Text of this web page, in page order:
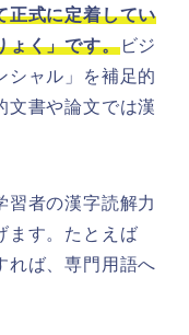
正式に定着してい
ょく」です。ビジ
シャル」を補足的
文書や論文では漢
習者の漢字読解力
ます。たとえば
れば、専門用語へ